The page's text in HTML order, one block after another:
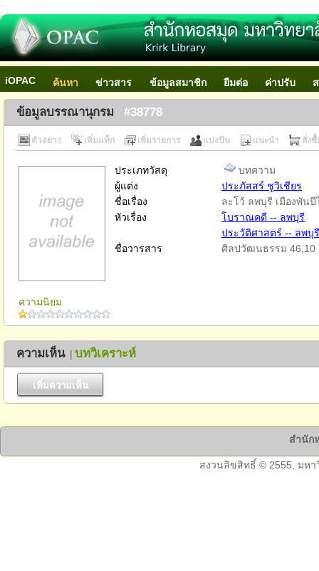
iOPAC ค้นหา ข่าวสาร ข้อมูลสมาชิก ยืมต่อ ค่าปรับ
ข้อมูลบรรณานุกรม #38778
ตัวอย่าง เพิ่มแท็ก เพิ่มรายการ แบ่งปัน แนะนำ สั่งซื้
ความนิยม
ประเภทวัสดุ
บทความ
ผู้แต่ง
ประภัสสร์ ชูวิเชียร
ชื่อเรื่อง
ละโว้ ลพบุรี เมืองพันปี
หัวเรื่อง
โบราณคดี -- ลพบุรี
ประวัติศาสตร์ -- ลพบุรี
ชื่อวารสาร
ศิลปวัฒนธรรม 46,10
ความเห็น | บทวิเคราะห์
สำนัก
สงวนลิขสิทธิ์ © 2555, มห